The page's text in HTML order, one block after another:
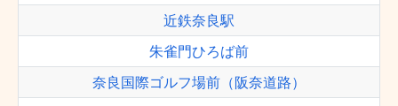
近鉄奈良駅
朱雀門ひろば前
奈良国際ゴルフ場前（阪奈道路）